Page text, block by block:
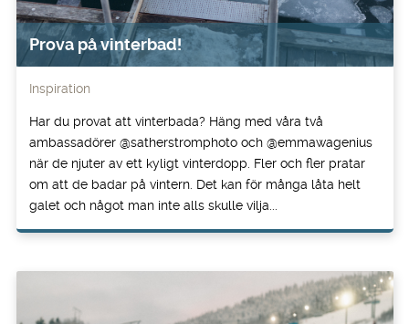
Prova på vinterbad!
Inspiration
Har du provat att vinterbada? Häng med våra två
ambassadörer @satherstromphoto och @emmawagenius
när de njuter av ett kyligt vinterdopp. Fler och fler pratar
om att de badar på vintern. Det kan för många låta helt
galet och något man inte alls skulle vilja...